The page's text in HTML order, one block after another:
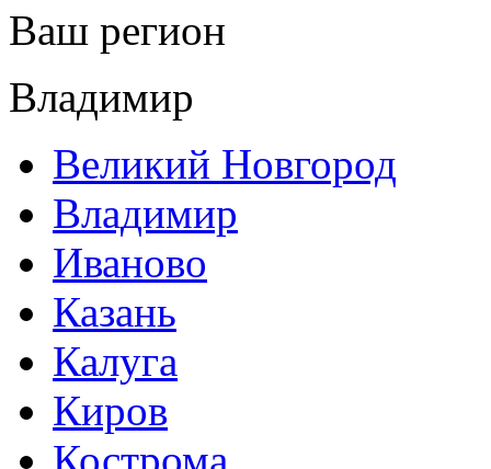
Ваш регион
Владимир
Великий Новгород
Владимир
Иваново
Казань
Калуга
Киров